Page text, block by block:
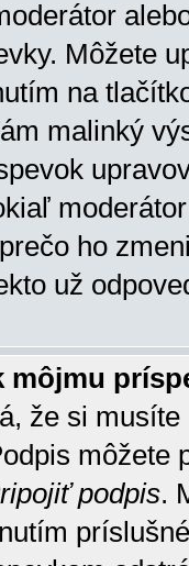
Môžete
na
malinký
ho
už
môjmu
že si
môžete
podpis.